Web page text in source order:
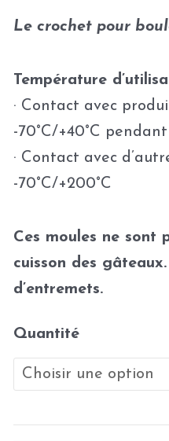
Le crochet pour
Température
· Contact avec
-70°C/+40°C
· Contact avec
-70°C/+200°C
Ces moules ne sont
cuisson des
d’entremets.
Quantité